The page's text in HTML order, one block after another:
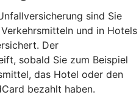
sind Sie
und in Hotels
Der
sobald Sie zum Beispiel
das Hotel oder den
bezahlt haben.